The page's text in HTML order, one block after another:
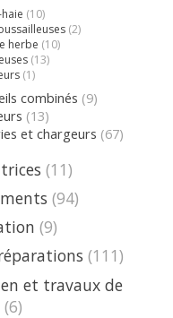
(10)
(2)
herbe (10)
(13)
(1)
combinés (9)
(13)
et chargeurs (67)
(11)
(94)
(9)
(111)
et travaux de
(6)